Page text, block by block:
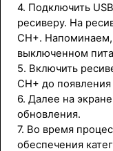
4. Подключить
ресиверу. На
CH+.
выключенном
5. Включить
CH+ до
6. Далее на
обновления.
7. Во время
обеспечения